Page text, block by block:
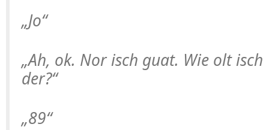
„Jo“
„Ah, ok. Nor isch guat. Wie olt isch
der?“
„89“